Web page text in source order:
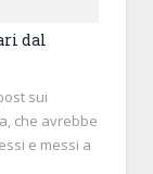
dal
sui
che avrebbe
e messi a